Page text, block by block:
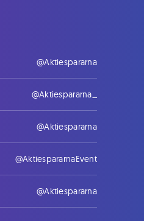
@Aktiespararna
@Aktiespararna_
@Aktiespararna
@AktiespararnaEvent
@Aktiespararna